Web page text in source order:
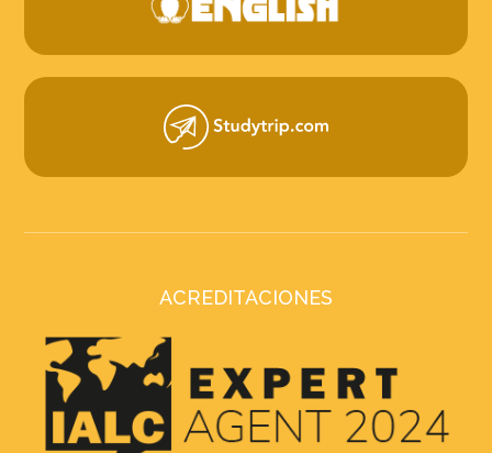
ACREDITACIONES